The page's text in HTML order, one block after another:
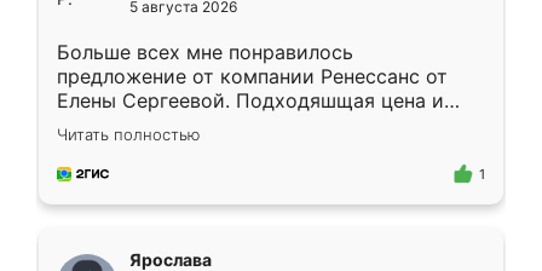
5 августа 2026
Больше всех мне понравилось
предложение от компании Ренессанс от
Елены Сергеевой. Подходяшщая цена и
короткие сроки изготовления. Приехавший
для замера сотрудник Владислав
предложил по моему эскизу самый
Читать полностью
1
Ярослава